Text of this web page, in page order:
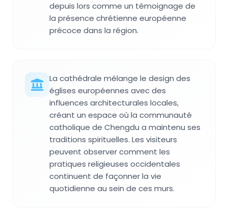
depuis lors comme un témoignage de
la présence chrétienne européenne
précoce dans la région.
La cathédrale mélange le design des
églises européennes avec des
influences architecturales locales,
créant un espace où la communauté
catholique de Chengdu a maintenu ses
traditions spirituelles. Les visiteurs
peuvent observer comment les
pratiques religieuses occidentales
continuent de façonner la vie
quotidienne au sein de ces murs.